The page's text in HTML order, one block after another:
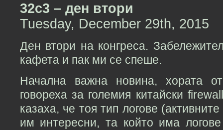
32c3 – ден втори
Tuesday, December 29th, 2015
Ден втори на конгреса.
кафета и пак ми се спеше.
Начална важна новина, хората
говореха за големия китайски
казаха, че тоя тип логове
им интересни, та който има